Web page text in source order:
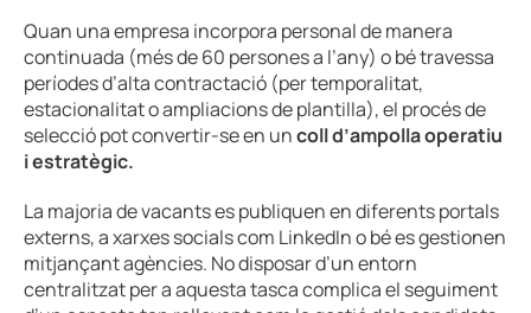
Quan una empresa incorpora personal de manera
continuada (més de 60 persones a l’any) o bé travessa
períodes d’alta contractació (per temporalitat,
estacionalitat o ampliacions de plantilla), el procés de
selecció pot convertir-se en uncoll d’ampolla operatiu
i estratègic.
La majoria de vacants es publiquen en diferents portals
externs, a xarxes socials com LinkedIn o bé es gestionen
mitjançant agències. No disposar d’un entorn
centralitzat per a aquesta tasca complica el seguiment